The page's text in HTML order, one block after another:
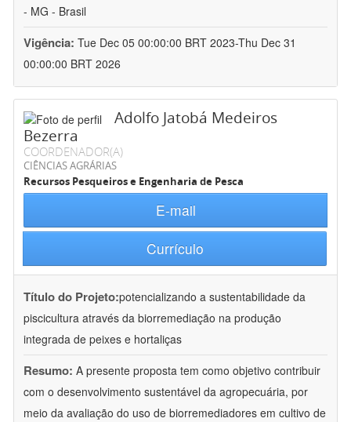
- MG - Brasil
Vigência: Tue Dec 05 00:00:00 BRT 2023-Thu Dec 31
00:00:00 BRT 2026
Adolfo Jatobá Medeiros
Bezerra
COORDENADOR(A)
CIÊNCIAS AGRÁRIAS
Recursos Pesqueiros e Engenharia de Pesca
E-mail
Currículo
Título do Projeto:potencializando a sustentabilidade da
piscicultura através da biorremediação na produção
integrada de peixes e hortaliças
Resumo: A presente proposta tem como objetivo contribuir
com o desenvolvimento sustentável da agropecuária, por
meio da avaliação do uso de biorremediadores em cultivo de